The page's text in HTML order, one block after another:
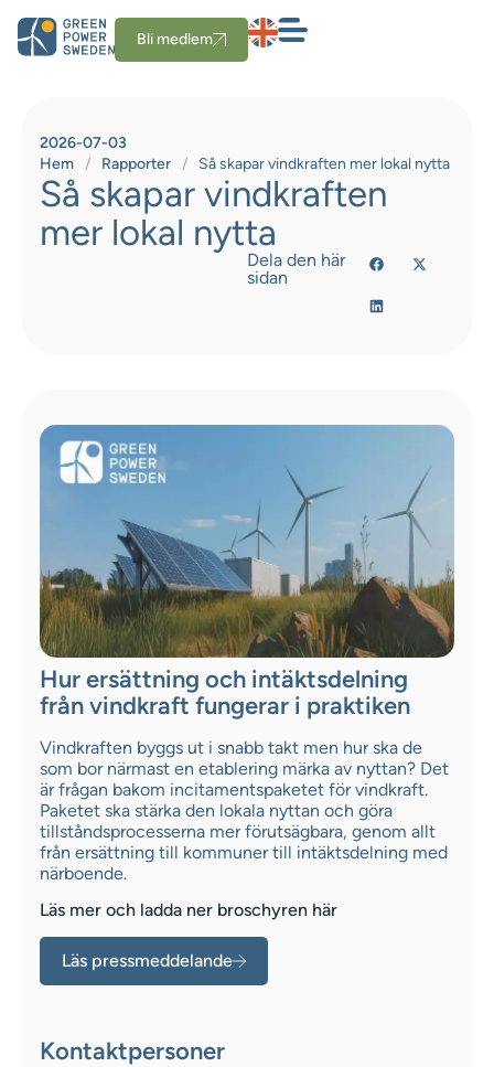
Bli medlem
2026-07-03
Hem
/ Rapporter / Så skapar vindkraften mer lokal nytta
Så skapar vindkraften
mer lokal nytta
Dela den här
sidan
Hur ersättning och intäktsdelning
från vindkraft fungerar i praktiken
Vindkraften byggs ut i snabb takt men hur ska de
som bor närmast en etablering märka av nyttan? Det
är frågan bakom incitamentspaketet för vindkraft.
Paketet ska stärka den lokala nyttan och göra
tillståndsprocesserna mer förutsägbara, genom allt
från ersättning till kommuner till intäktsdelning med
närboende.
Läs mer och ladda ner broschyren här
Läs pressmeddelande
Kontaktpersoner